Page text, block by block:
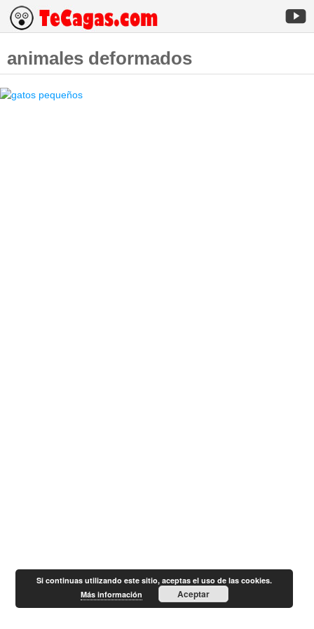
animales deformados
Si continuas utilizando este sitio, aceptas el uso de las cookies.
Más información
Aceptar